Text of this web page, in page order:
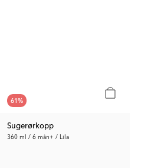
61%
Sugerørkopp
360 ml / 6 mån+ / Lila